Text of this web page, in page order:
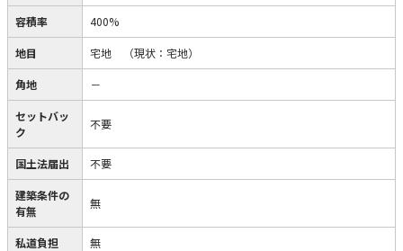
容積率 400%
地目 宅地 （現状：宅地）
角地 －
セットバッ
ク
不要
国土法届出 不要
建築条件の
有無
無
私道負担 無